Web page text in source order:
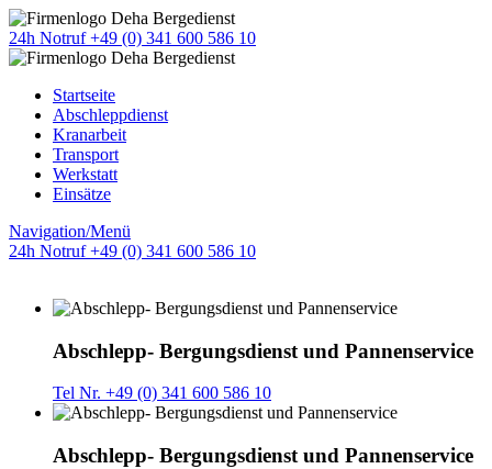
24h Notruf +49 (0) 341 600 586 10
Startseite
Abschleppdienst
Kranarbeit
Transport
Werkstatt
Einsätze
Navigation/Menü
24h Notruf +49 (0) 341 600 586 10
Abschlepp- Bergungsdienst und Pannenservice
Tel Nr. +49 (0) 341 600 586 10
Abschlepp- Bergungsdienst und Pannenservice